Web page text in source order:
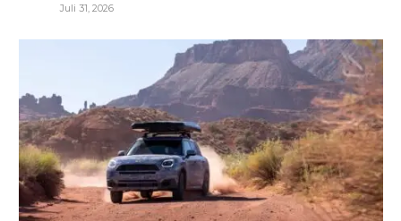
Juli 31, 2026